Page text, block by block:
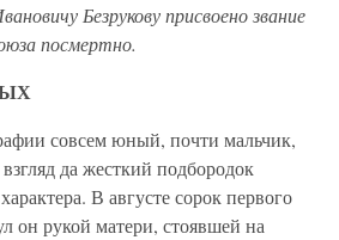
Безрукову присвоено звание
посмертно.
совсем юный, почти мальчик,
да жесткий подбородок
В августе сорок первого
он рукой матери, стоявшей на